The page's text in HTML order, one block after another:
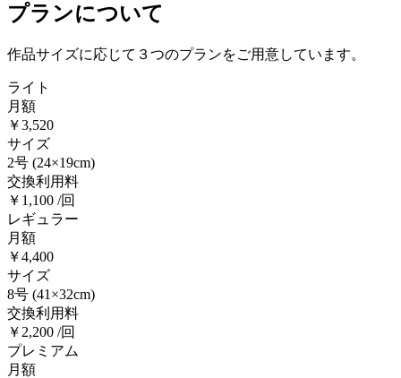
プランについて
作品サイズに応じて３つのプランをご用意しています。
ライト
月額
￥3,520
サイズ
2号 (24×19cm)
交換利用料
￥1,100 /回
レギュラー
月額
￥4,400
サイズ
8号 (41×32cm)
交換利用料
￥2,200 /回
プレミアム
月額